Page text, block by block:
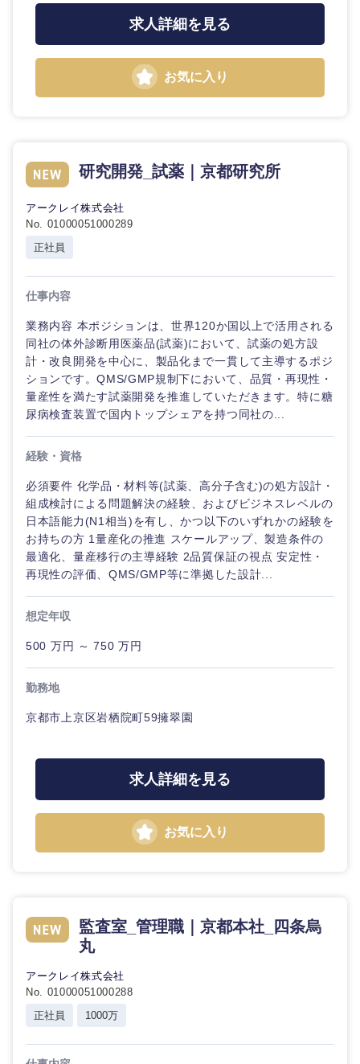
鳥取県 島根県
岡山県 広島県
山口県 徳島県
香川県 愛媛県
高知県
求人詳細を見る
お気に入り
研究開発_試薬｜京都研究所
アークレイ株式会社
No. 01000051000289
正社員
仕事内容
業務内容 本ポジションは、世界120か国以上で活用される
同社の体外診断用医薬品(試薬)において、試薬の処方設
計・改良開発を中心に、製品化まで一貫して主導するポジ
ションです。QMS/GMP規制下において、品質・再現性・
量産性を満たす試薬開発を推進していただきます。特に糖
尿病検査装置で国内トップシェアを持つ同社の...
経験・資格
必須要件 化学品・材料等(試薬、高分子含む)の処方設計・
組成検討による問題解決の経験、およびビジネスレベルの
日本語能力(N1相当)を有し、かつ以下のいずれかの経験を
お持ちの方 1量産化の推進 スケールアップ、製造条件の
最適化、量産移行の主導経験 2品質保証の視点 安定性・
再現性の評価、QMS/GMP等に準拠した設計...
想定年収
500 万円 ～ 750 万円
勤務地
京都市上京区岩栖院町59擁翠園
求人詳細を見る
お気に入り
監査室_管理職｜京都本社_四条烏
丸
アークレイ株式会社
No. 01000051000288
正社員
1000万